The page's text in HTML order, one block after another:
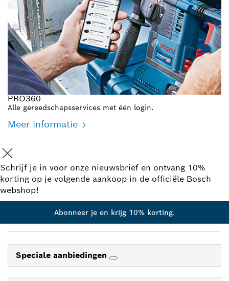
PRO360
Alle gereedschapsservices met één login.
Meer informatie
Schrijf je in voor onze nieuwsbrief en ontvang 10%
korting op je volgende aankoop in de officiële Bosch
webshop!
Abonneer je en krijg 10% korting.
Speciale aanbiedingen